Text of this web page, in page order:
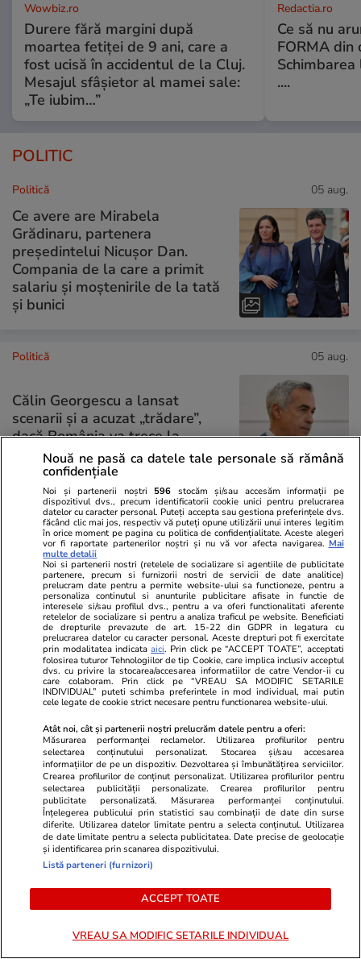
Wowbiz.ro
Durere fără margini după
moartea fetiței de 9 ani, care a
fost ucisă în accidentul de la Cluj.
Mesajul sfâșietor al mamei sale:
„Te iubim…”
Redactia.ro
Ce să nu
FORMA din
Schimbarea
....
POLITIC
Politică 05 aug.
Ce avere are Mirabela
Grădinaru, partenera
președintelui Nicușor Dan.
Compania de la care a primit
salariu și moștenirile de la tată
și bunici
Politică 05 aug.
Călin Georgescu a lansat
scenarii și a acuzat „trădare”,
dacă România va trece la
moneda Euro
PARTENERI
ZiaruldeIasi.ro
Motivul interesant pentru care o
elevă din rural cu o medie de top
la Evaluarea Națională a ales un
liceu tehnologic. „Este o
nebuloasă și pentru noi”
Fanatik.ro
KuPS
Craiova,
League,
off, dar
Conference?
ULTIMELE ȘTIRI
Nouă ne pasă ca datele tale personale să rămână
confidențiale
Noi și partenerii noștri 596 stocăm și/sau accesăm informații pe
dispozitivul dvs., precum identificatorii cookie unici pentru prelucrarea
datelor cu caracter personal. Puteți accepta sau gestiona preferințele dvs.
făcând clic mai jos, respectiv vă puteți opune utilizării unui interes legitim
în orice moment pe pagina cu politica de confidențialitate. Aceste alegeri
vor fi raportate partenerilor noștri și nu vă vor afecta navigarea. Mai
multe detalii
Noi si partenerii nostri (retelele de socializare si agentiile de publicitate
partenere, precum si furnizorii nostri de servicii de date analitice)
prelucram date pentru a permite website-ului sa functioneze, pentru a
personaliza continutul si anunturile publicitare afisate in functie de
interesele si/sau profilul dvs., pentru a va oferi functionalitati aferente
retelelor de socializare si pentru a analiza traficul pe website. Beneficiati
de drepturile prevazute de art. 15-22 din GDPR in legatura cu
prelucrarea datelor cu caracter personal. Aceste drepturi pot fi exercitate
prin modalitatea indicataaici. Prin click pe “ACCEPT TOATE”, acceptati
folosirea tuturor Tehnologiilor de tip Cookie, care implica inclusiv acceptul
dvs. cu privire la stocarea/accesarea informatiilor de catre Vendor-ii cu
care colaboram. Prin click pe “VREAU SA MODIFIC SETARILE
INDIVIDUAL” puteti schimba preferintele in mod individual, mai putin
cele legate de cookie strict necesare pentru functionarea website-ului.
Atât noi, cât și partenerii noștri prelucrăm datele pentru a oferi:
Măsurarea performanței reclamelor. Utilizarea profilurilor pentru
selectarea conținutului personalizat. Stocarea și/sau accesarea
informațiilor de pe un dispozitiv. Dezvoltarea și îmbunătățirea serviciilor.
Crearea profilurilor de conținut personalizat. Utilizarea profilurilor pentru
selectarea publicității personalizate. Crearea profilurilor pentru
publicitate personalizată. Măsurarea performanței conținutului.
Înțelegerea publicului prin statistici sau combinații de date din surse
diferite. Utilizarea datelor limitate pentru a selecta conținutul. Utilizarea
de date limitate pentru a selecta publicitatea. Date precise de geolocație
și identificarea prin scanarea dispozitivului.
Listă parteneri (furnizori)
ACCEPT TOATE
VREAU SA MODIFIC SETARILE INDIVIDUAL